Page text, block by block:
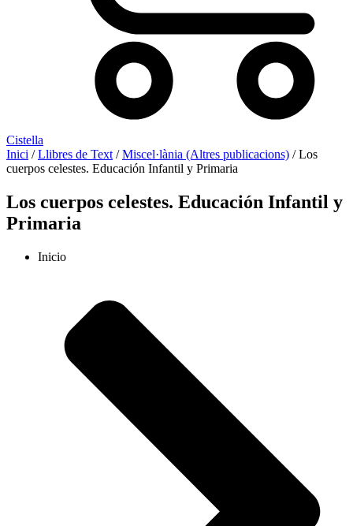
Cistella
Inici /Llibres de Text /Miscel·lània (Altres publicacions) / Los
cuerpos celestes. Educación Infantil y Primaria
Los cuerpos celestes. Educación Infantil y
Primaria
Inicio